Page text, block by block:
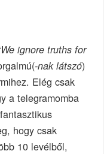
We ignore truths for
-nak látszó)
Elég csak
a telegramomba
hogy csak
10 levélből,